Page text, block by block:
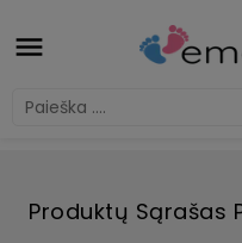

Produktų Sąrašas